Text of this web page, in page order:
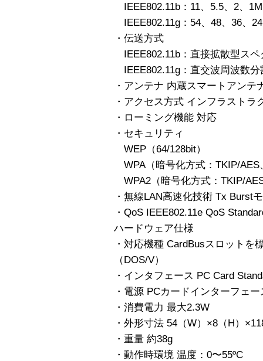
IEEE802.11b：11、5.5、2、
IEEE802.11g：54、48、36、
・伝送方式
IEEE802.11b：直接拡散型ス
IEEE802.11g：直交波周波数
・アンテナ 内蔵スマートアンテ
・アクセス方式 インフラスト
・ローミング機能 対応
・セキュリティ
WEP（64/128bit）
WPA（暗号化方式：TKIP/AES
WPA2（暗号化方式：TKIP/
・無線LAN高速化技術 Tx Burst
・QoS IEEE802.11e QoS
ハードウェア仕様
・対応機種 CardBusスロットを
（DOS/V）
・インタフェース PC Card
・電源 PCカードインターフェ
・消費電力 最大2.3W
・外形寸法 54（W）×8（H）
・重量 約38g
・動作時環境 温度：0〜55ºC